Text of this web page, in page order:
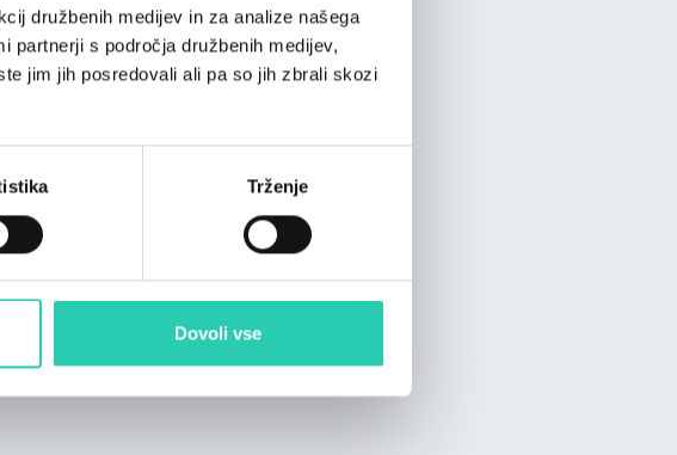
družbenih medijev in za analize našega
partnerji s področja družbenih medijev,
jim jih posredovali ali pa so jih zbrali skozi
Trženje
Dovoli vse